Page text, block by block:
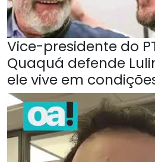
Vice-presidente do
Quaquá defende
ele vive em